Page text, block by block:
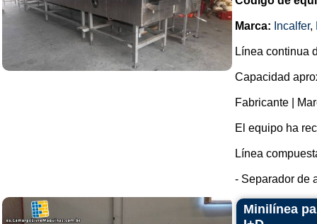
Marca: Incalfer,
Línea continua
Capacidad
Fabricante |
El equipo ha
Línea
- Separador de
Minilínea